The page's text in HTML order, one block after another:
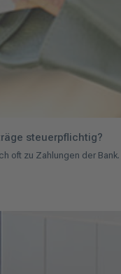
steuerpflichtig?
zu Zahlungen der